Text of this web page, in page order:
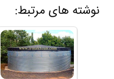
نوشته های مرتبط: